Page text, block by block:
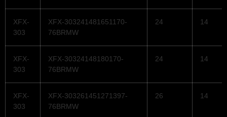
XFX-
303
XFX-303241481651170-
76BRMW
24 14
XFX-
303
XFX-30324148180170-
76BRMW
24 14
XFX-
303
XFX-303261451271397-
76BRMW
26 14